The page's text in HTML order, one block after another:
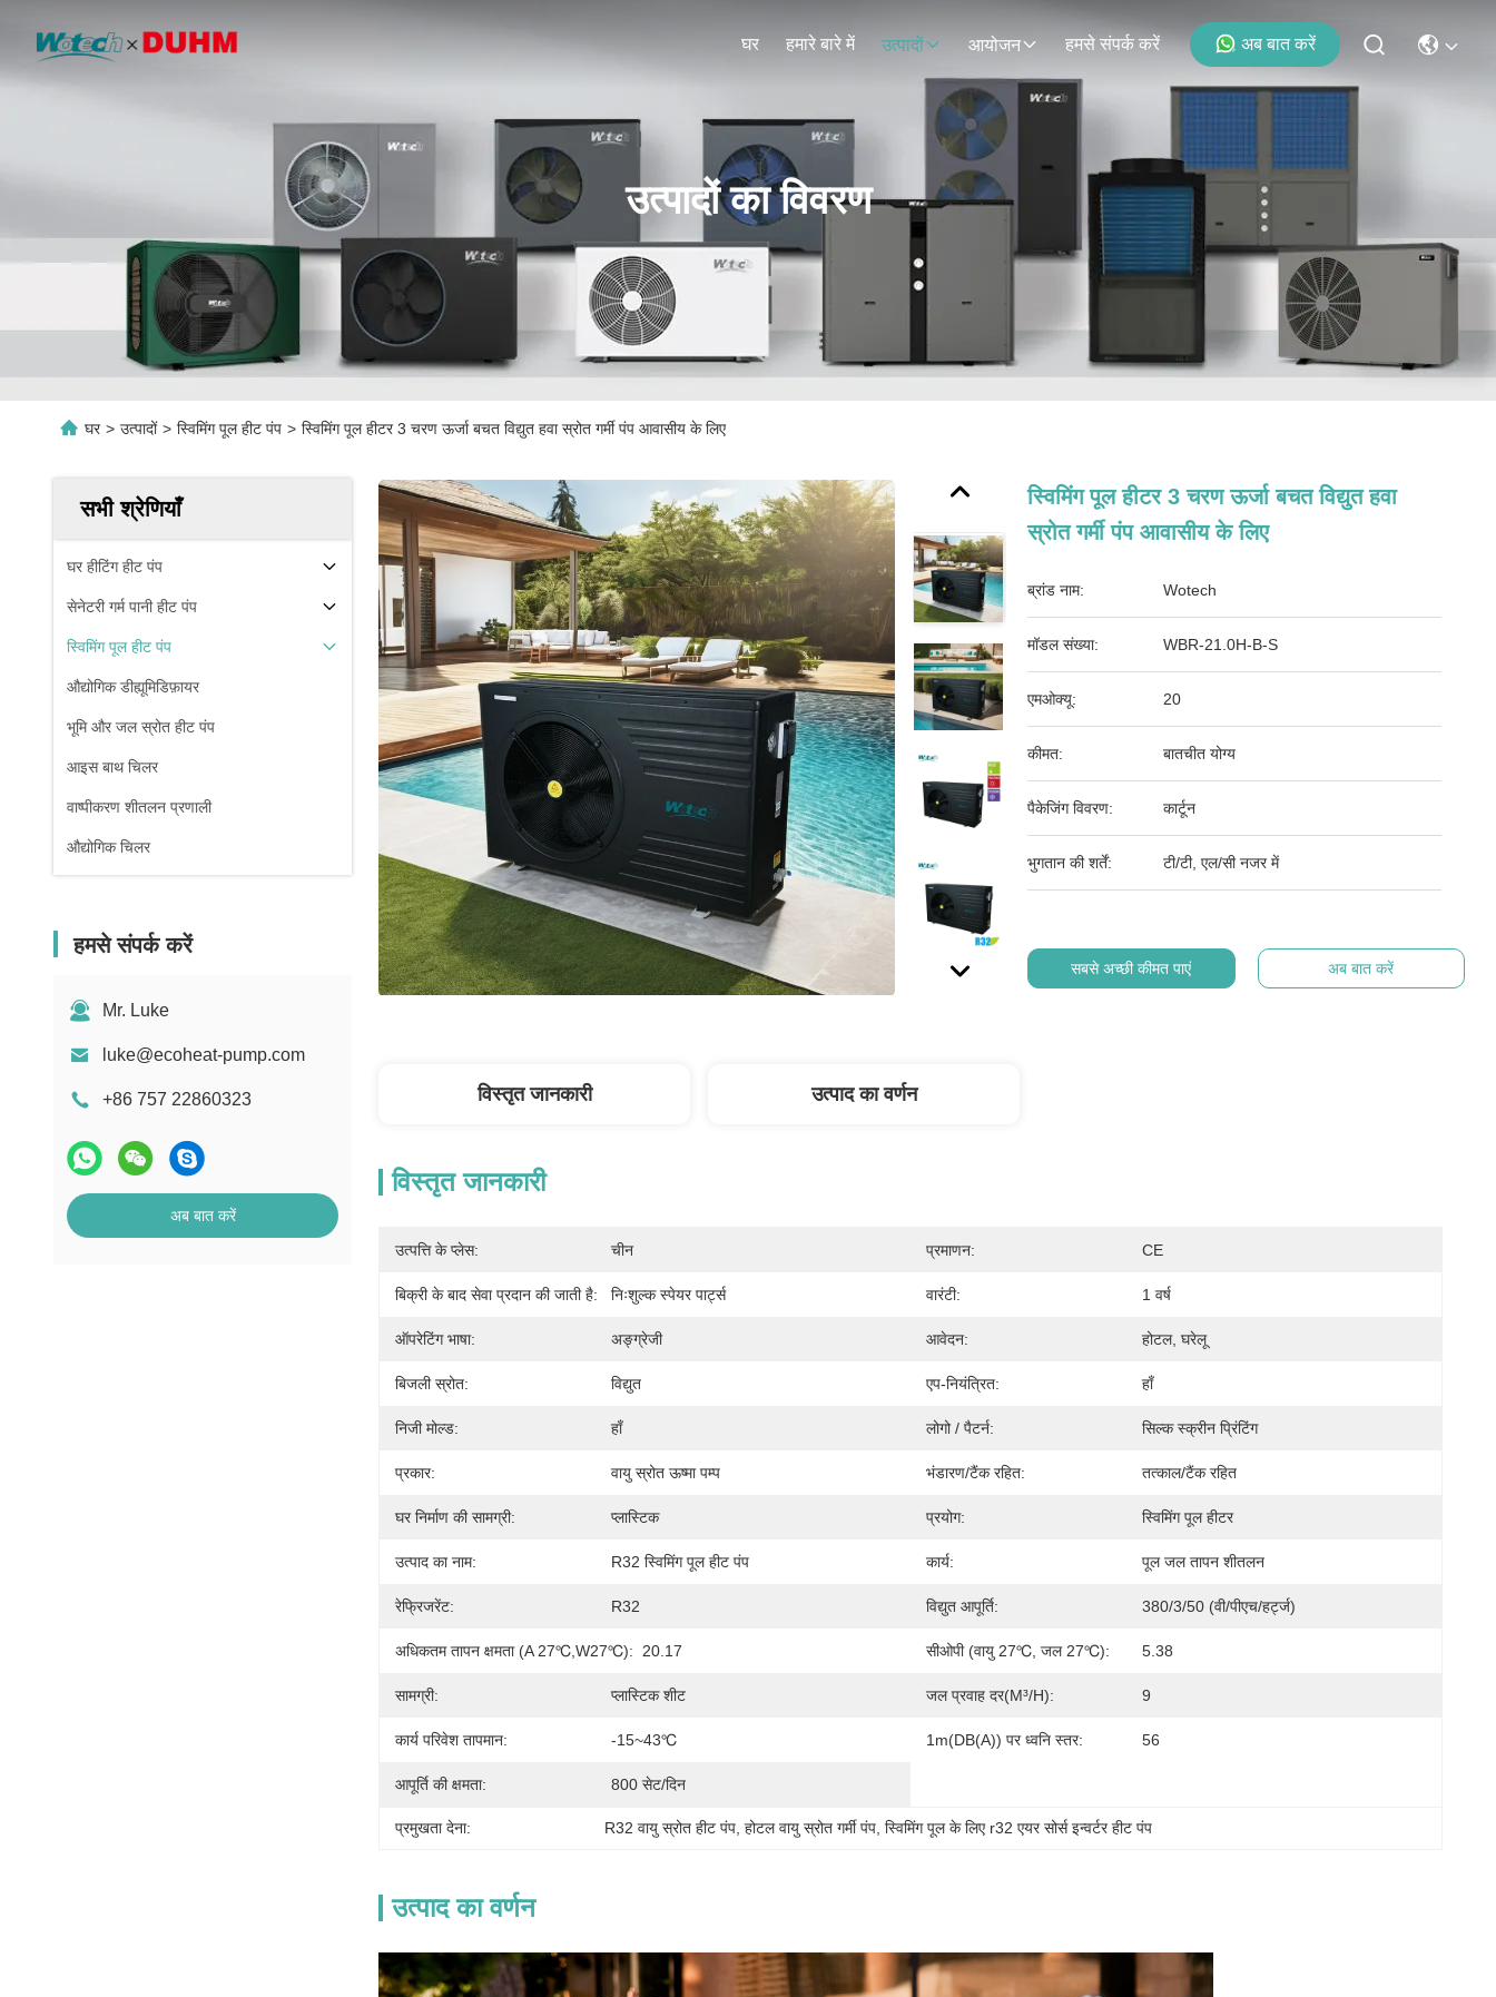
घर हमारे बारे में उत्पादों आयोजन हमसे संपर्क करें अब बात करें
उत्पादों का विवरण
घर > उत्पादों > स्विमिंग पूल हीट पंप > स्विमिंग पूल हीटर 3 चरण ऊर्जा बचत विद्युत हवा स्रोत गर्मी पंप आवासीय के लिए
सभी श्रेणियाँ
घर हीटिंग हीट पंप
सेनेटरी गर्म पानी हीट पंप
स्विमिंग पूल हीट पंप
औद्योगिक डीह्यूमिडिफ़ायर
भूमि और जल स्रोत हीट पंप
आइस बाथ चिलर
वाष्पीकरण शीतलन प्रणाली
औद्योगिक चिलर
हमसे संपर्क करें
Mr. Luke
luke@ecoheat-pump.com
+86 757 22860323
अब बात करें
स्विमिंग पूल हीटर 3 चरण ऊर्जा बचत विद्युत हवा
स्रोत गर्मी पंप आवासीय के लिए
ब्रांड नाम: Wotech
मॉडल संख्या: WBR-21.0H-B-S
एमओक्यू: 20
कीमत: बातचीत योग्य
पैकेजिंग विवरण: कार्टून
भुगतान की शर्तें: टी/टी, एल/सी नजर में
सबसे अच्छी कीमत पाएं अब बात करें
विस्तृत जानकारी उत्पाद का वर्णन
विस्तृत जानकारी
उत्पत्ति के प्लेस: चीन प्रमाणन: CE
बिक्री के बाद सेवा प्रदान की जाती है: निःशुल्क स्पेयर पार्ट्स वारंटी: 1 वर्ष
ऑपरेटिंग भाषा: अङ्ग्रेजी आवेदन: होटल, घरेलू
बिजली स्रोत: विद्युत एप-नियंत्रित: हाँ
निजी मोल्ड: हाँ लोगो / पैटर्न: सिल्क स्क्रीन प्रिंटिंग
प्रकार: वायु स्रोत ऊष्मा पम्प भंडारण/टैंक रहित: तत्काल/टैंक रहित
घर निर्माण की सामग्री: प्लास्टिक प्रयोग: स्विमिंग पूल हीटर
उत्पाद का नाम: R32 स्विमिंग पूल हीट पंप कार्य: पूल जल तापन शीतलन
रेफ्रिजरेंट: R32 विद्युत आपूर्ति: 380/3/50 (वी/पीएच/हर्ट्ज)
अधिकतम तापन क्षमता (A 27℃,W27℃): 20.17 सीओपी (वायु 27℃, जल 27℃): 5.38
सामग्री: प्लास्टिक शीट जल प्रवाह दर(m³/h): 9
कार्य परिवेश तापमान: -15~43℃ 1m(dB(A)) पर ध्वनि स्तर: 56
आपूर्ति की क्षमता: 800 सेट/दिन
प्रमुखता देना: R32 वायु स्रोत हीट पंप , होटल वायु स्रोत गर्मी पंप , स्विमिंग पूल के लिए r32 एयर सोर्स इन्वर्टर हीट पंप
उत्पाद का वर्णन